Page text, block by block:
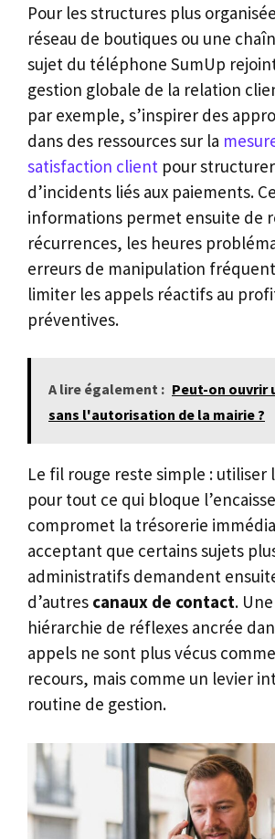
Pour les structures plus
réseau de boutiques ou une
sujet du téléphone SumUp
gestion globale de la relation
par exemple, s’inspirer des
dans des ressources sur la
satisfaction client pour
d’incidents liés aux paiements.
informations permet ensuite de
récurrences, les heures
erreurs de manipulation
limiter les appels réactifs au
préventives.
A lire également : Peut-on ouvrir
sans l'autorisation de la mairie ?
Le fil rouge reste simple : utiliser
pour tout ce qui bloque
compromet la trésorerie
acceptant que certains sujets
administratifs demandent
d’autres canaux de contact.
hiérarchie de réflexes ancrée
appels ne sont plus vécus
recours, mais comme un levier
routine de gestion.